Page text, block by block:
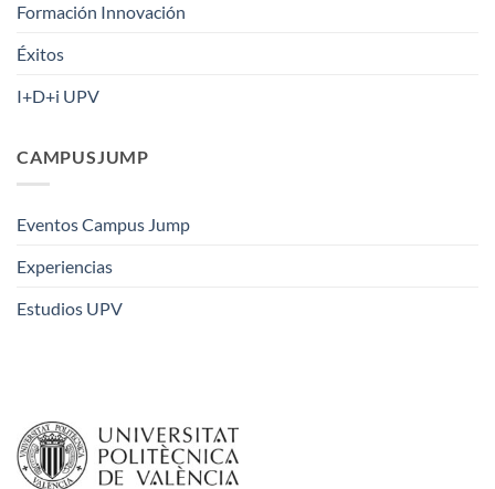
Formación Innovación
Éxitos
I+D+i UPV
CAMPUSJUMP
Eventos Campus Jump
Experiencias
Estudios UPV